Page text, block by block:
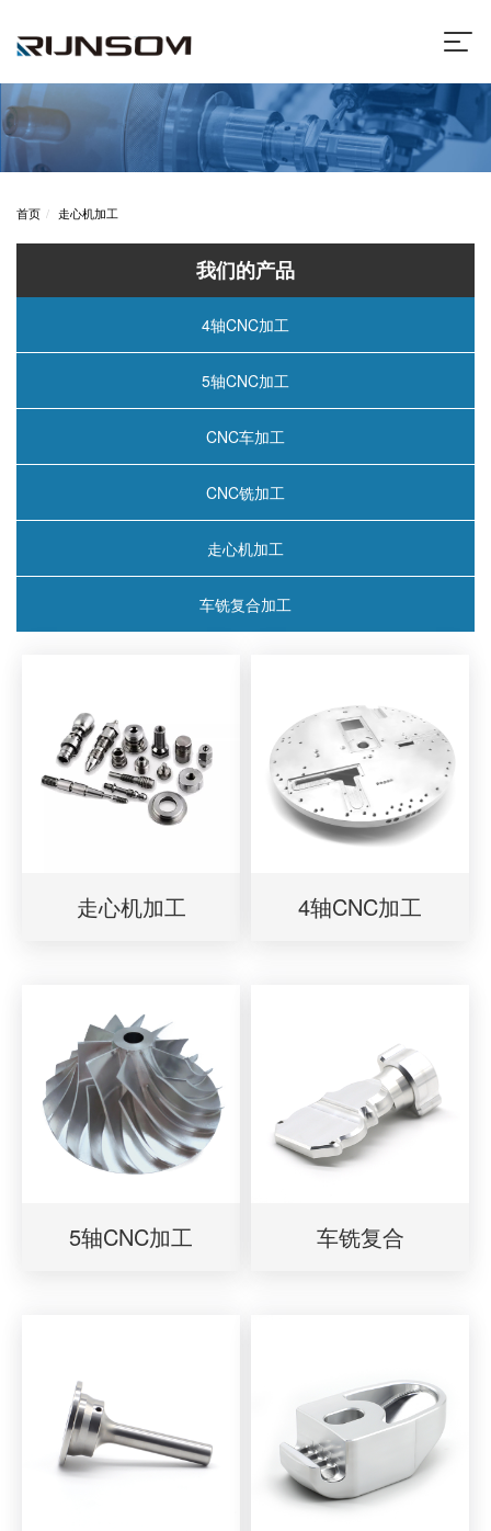
首页 走心机加工
我们的产品
4轴CNC加工
5轴CNC加工
CNC车加工
CNC铣加工
走心机加工
车铣复合加工
走心机加工 4轴CNC加工
5轴CNC加工 车铣复合